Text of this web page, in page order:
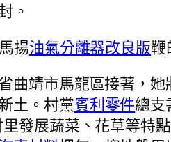
。
揚油氣分離器改良版
曲靖市馬龍區接著，
土。村黨賓利零件總支
發展蔬菜、花草等特